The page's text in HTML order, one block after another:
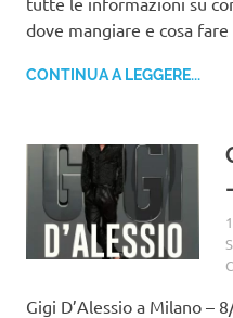
dove mangiare e cosa
CONTINUA A LEGGERE...
Gigi D’Alessio a Milano –